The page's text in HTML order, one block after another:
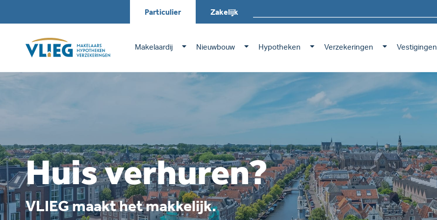
Particulier Zakelijk
Makelaardij Nieuwbouw Hypotheken Verzekeringen Vestigingen
Huis verhuren?
VLIEG maakt het makkelijk.